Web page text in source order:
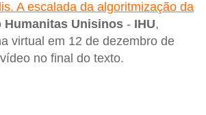
A escalada da algoritmização da
Humanitas Unisinos - IHU,
virtual em 12 de dezembro de
no final do texto.